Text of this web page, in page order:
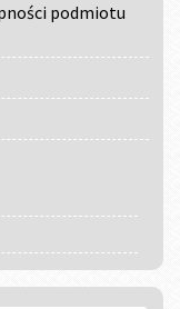
podmiotu